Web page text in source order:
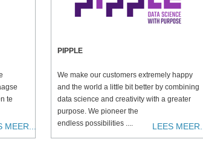
te
MEER...
PIPPLE
We make our customers extremely happy
and the world a little bit better by combining
data science and creativity with a greater
purpose. We pioneer the
endless possibilities ....
LEES MEER...